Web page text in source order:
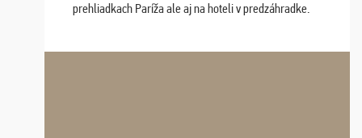
prehliadkach Paríža ale aj na hoteli v predzáhradke.
spomínať a zväžujeme repete budúci rok : ...